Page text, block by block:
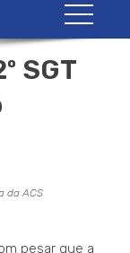
SGT
da ACS
pesar que a